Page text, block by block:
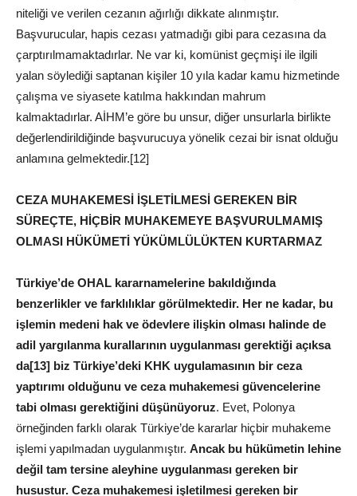
niteliği ve verilen cezanın ağırlığı dikkate alınmıştır.
Başvurucular, hapis cezası yatmadığı gibi para cezasına da
çarptırılmamaktadırlar. Ne var ki, komünist geçmişi ile ilgili
yalan söylediği saptanan kişiler 10 yıla kadar kamu hizmetinde
çalışma ve siyasete katılma hakkından mahrum
kalmaktadırlar. AİHM’e göre bu unsur, diğer unsurlarla birlikte
değerlendirildiğinde başvurucuya yönelik cezai bir isnat olduğu
anlamına gelmektedir.[12]
CEZA MUHAKEMESİ İŞLETİLMESİ GEREKEN BİR
SÜREÇTE, HİÇBİR MUHAKEMEYE BAŞVURULMAMIŞ
OLMASI HÜKÜMETİ YÜKÜMLÜLÜKTEN KURTARMAZ
Türkiye’de OHAL kararnamelerine bakıldığında
benzerlikler ve farklılıklar görülmektedir. Her ne kadar, bu
işlemin medeni hak ve ödevlere ilişkin olması halinde de
adil yargılanma kurallarının uygulanması gerektiği açıksa
da[13] biz Türkiye’deki KHK uygulamasının bir ceza
yaptırımı olduğunu ve ceza muhakemesi güvencelerine
tabi olması gerektiğini düşünüyoruz. Evet, Polonya
örneğinden farklı olarak Türkiye’de kararlar hiçbir muhakeme
işlemi yapılmadan uygulanmıştır. Ancak bu hükümetin lehine
değil tam tersine aleyhine uygulanması gereken bir
husustur. Ceza muhakemesi işletilmesi gereken bir